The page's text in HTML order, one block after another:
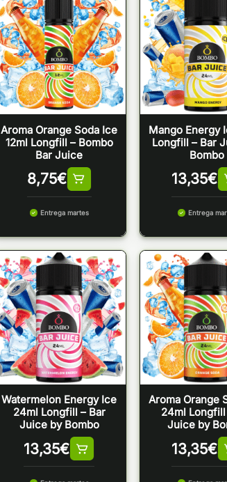
Aroma Orange Soda Ice
12ml Longfill – Bombo
Bar Juice
8,75€
Entrega martes
Mango Energy
Longfill – Bar
Bombo
13,35€
Entrega
Watermelon Energy Ice
24ml Longfill – Bar
Juice by Bombo
13,35€
Aroma Orange
24ml Longfill
Juice by
13,35€